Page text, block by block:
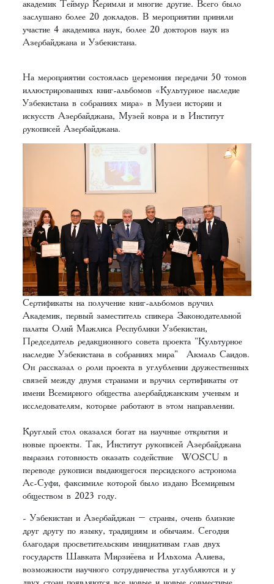
академик Теймур Керимли и многие другие. Всего было
заслушано более 20 докладов. В мероприятии приняли
участие 4 академика наук, более 20 докторов наук из
Азербайджана и Узбекистана.
На мероприятии состоялась церемония передачи 50 томов
иллюстрированных книг-альбомов «Культурное наследие
Узбекистана в собраниях мира» в Музеи истории и
искусств Азербайджана, Музей ковра и в Институт
рукописей Азербайджана.
Сертификаты на получение книг-альбомов вручил
Академик, первый заместитель спикера Законодательной
палаты Олий Мажлиса Республики Узбекистан,
Председатель редакционного совета проекта "Культурное
наследие Узбекистана в собраниях мира" Акмаль Саидов.
Он рассказал о роли проекта в углублении дружественных
связей между двумя странами и вручил сертификаты от
имени Всемирного общества азербайджанским ученым и
исследователям, которые работают в этом направлении.
Круглый стол оказался богат на научные открытия и
новые проекты. Так, Институт рукописей Азербайджана
выразил готовность оказать содействие WOSCU в
переводе рукописи выдающегося персидского астронома
Ас-Суфи, факсимиле которой было издано Всемирным
обществом в 2023 году.
- Узбекистан и Азербайджан – страны, очень близкие
друг другу по языку, традициям и обычаям. Сегодня
благодаря просветительским инициативам глав двух
государств Шавката Мирзиёева и Ильхома Алиева,
возможности научного сотрудничества углубляются и у